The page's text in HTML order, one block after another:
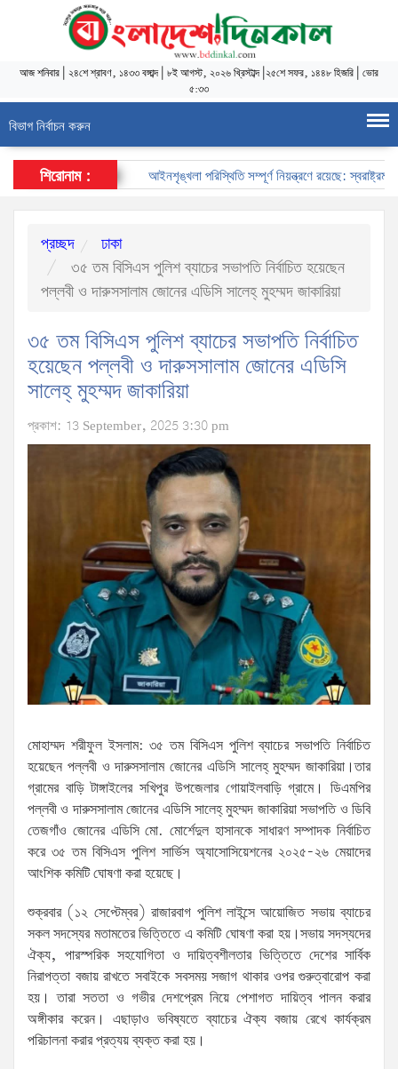
আজশনিবার ২৪শে শ্রাবণ, ১৪৩৩ বঙ্গাব্দ| ৮ই আগস্ট, ২০২৬ খ্রিস্টাব্দ| ২৫শে সফর, ১৪৪৮ হিজরি ভোর
৫:৩৩
বিভাগ নির্বাচন করুন
শিরোনাম : আইনশৃঙ্খলা পরিস্থিতি সম্পূর্ণ নিয়ন্ত্রণে রয়েছে: স্বরাষ্ট্রমন্ত্রী
প্রচ্ছদ
ঢাকা
৩৫ তম বিসিএস পুলিশ ব্যাচের সভাপতি নির্বাচিত হয়েছেন
পল্লবী ও দারুসসালাম জোনের এডিসি সালেহ্ মুহম্মদ জাকারিয়া
৩৫ তম বিসিএস পুলিশ ব্যাচের সভাপতি নির্বাচিত
হয়েছেন পল্লবী ও দারুসসালাম জোনের এডিসি
সালেহ্ মুহম্মদ জাকারিয়া
প্রকাশ: 13 September, 2025 3:30 pm
মোহাম্মদ শরীফুল ইসলাম: ৩৫ তম বিসিএস পুলিশ ব্যাচের সভাপতি নির্বাচিত
হয়েছেন পল্লবী ও দারুসসালাম জোনের এডিসি সালেহ্ মুহম্মদ জাকারিয়া।তার
গ্রামের বাড়ি টাঙ্গাইলের সখিপুর উপজেলার গোয়াইলবাড়ি গ্রামে। ডিএমপির
পল্লবী ও দারুসসালাম জোনের এডিসি সালেহ্ মুহম্মদ জাকারিয়া সভাপতি ও ডিবি
তেজগাঁও জোনের এডিসি মো. মোর্শেদুল হাসানকে সাধারণ সম্পাদক নির্বাচিত
করে ৩৫ তম বিসিএস পুলিশ সার্ভিস অ্যাসোসিয়েশনের ২০২৫-২৬ মেয়াদের
আংশিক কমিটি ঘোষণা করা হয়েছে।
শুক্রবার (১২ সেপ্টেম্বর) রাজারবাগ পুলিশ লাইন্সে আয়োজিত সভায় ব্যাচের
সকল সদস্যের মতামতের ভিত্তিতে এ কমিটি ঘোষণা করা হয়।সভায় সদস্যদের
ঐক্য, পারস্পরিক সহযোগিতা ও দায়িত্বশীলতার ভিত্তিতে দেশের সার্বিক
নিরাপত্তা বজায় রাখতে সবাইকে সবসময় সজাগ থাকার ওপর গুরুত্বারোপ করা
হয়। তারা সততা ও গভীর দেশপ্রেম নিয়ে পেশাগত দায়িত্ব পালন করার
অঙ্গীকার করেন। এছাড়াও ভবিষ্যতে ব্যাচের ঐক্য বজায় রেখে কার্যক্রম
পরিচালনা করার প্রত্যয় ব্যক্ত করা হয়।